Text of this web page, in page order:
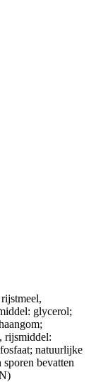
glycerol;
rijsmiddel:
natuurlijke
bevatten